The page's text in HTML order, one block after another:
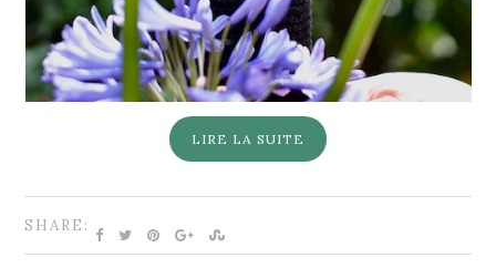
LIRE LA SUITE
SHARE: